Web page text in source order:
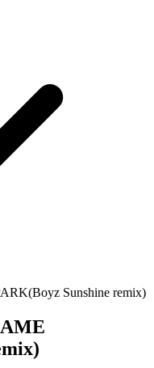
Sunshine remix)